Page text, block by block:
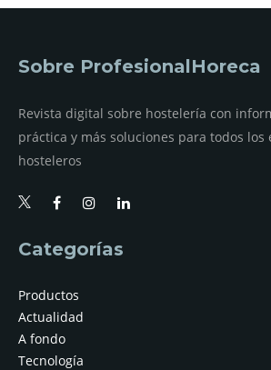
Sobre ProfesionalHoreca
Revista digital sobre hostelería con
práctica y más soluciones para todos los
hosteleros
Categorías
Productos
Actualidad
A fondo
Tecnología